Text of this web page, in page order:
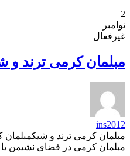
2
نوامبر
غیرفعال
مبلمان کرمی ترند و شیک؛ ۱۵ مدل جذاب برای دکوراسیون مدرن
ins2012
مبلمان کرمی ترند و
مبلمان کرمی در فضای نشیمن یا